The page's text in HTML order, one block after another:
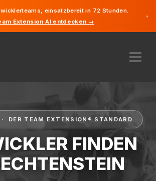
einsatzbereit in 72 Stunden.
Extension AI entdecken →
×
ES?
DER TEAM EXTENSION® STANDARD
FINDEN